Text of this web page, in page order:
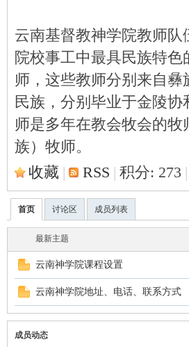
团
契
云南基督教神学院教师
院校事工中最具民族特
师，这些教师分别来自
民族，分别毕业于金陵
师是多年在教会牧会的
族）牧师。
收藏 | RSS | 积分: 273 |
首页 讨论区 成员列表
最新主题
云南神学院课程设置
云南神学院地址、电话、联系方式
成员动态